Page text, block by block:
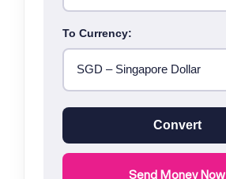
To Currency:
Convert
Send Money Now